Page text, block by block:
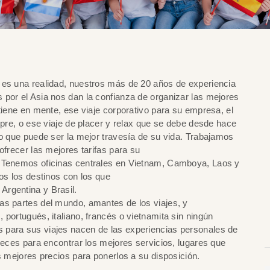
una realidad, nuestros más de 20 años de experiencia
el Asia nos dan la confianza de organizar las mejores
en mente, ese viaje corporativo para su empresa, el
o ese viaje de placer y relax que se debe desde hace
puede ser la mejor travesía de su vida. Trabajamos
las mejores tarifas para su
oficinas centrales en Vietnam, Camboya, Laos y
los destinos con los que
y Brasil.
partes del mundo, amantes de los viajes, y
italiano, francés o vietnamita sin ningún
sus viajes nacen de las experiencias personales de
para encontrar los mejores servicios, lugares que
precios para ponerlos a su disposición.